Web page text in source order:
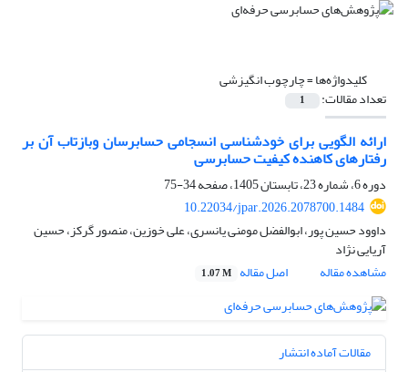
کلیدواژه‌ها =چارچوب‌ انگیزشی
تعداد مقالات: 1
ارائه الگویی برای خودشناسی انسجامی حسابرسان وبازتاب آن بر
رفتارهای کاهنده کیفیت حسابرسی
دوره 6، شماره 23، تابستان 1405، صفحه
34-75
10.22034/jpar.2026.2078700.1484
داوود حسین پور، ابوالفضل مومنی یانسری، علی خوزین، منصور گرکز، حسین
آریایی نژاد
مشاهده مقاله
اصل مقاله 1.07 M
مقالات آماده انتشار